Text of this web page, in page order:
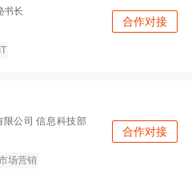
书长
IT
合作对接
限公司 信息科技部
场营销
合作对接